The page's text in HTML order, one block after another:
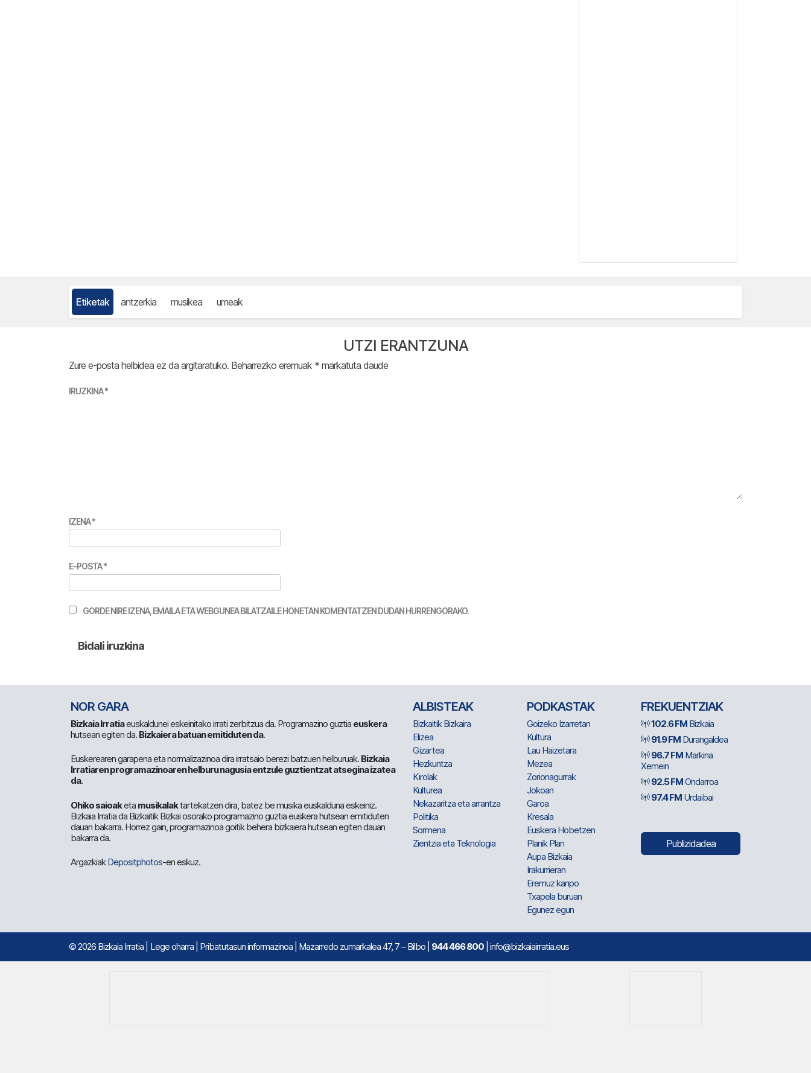
Etiketak antzerkia musikea umeak
UTZI ERANTZUNA
Zure e-posta helbidea ez da argitaratuko. Beharrezko eremuak * markatuta daude
IRUZKINA*
IZENA*
E-POSTA*
GORDE NIRE IZENA, EMAILA ETA WEBGUNEA BILATZAILE HONETAN KOMENTATZEN DUDAN HURRENGORAKO.
NOR GARA
Bizkaia Irratiaeuskaldunei eskeinitako irrati zerbitzua da. Programazino guztia euskera
hutsean egiten da. Bizkaiera batuan emitiduten da.
Euskerearen garapena eta normalizazinoa dira irratsaio berezi batzuen helburuak. Bizkaia
Irratiaren programazinoaren helburu nagusia entzule guztientzat atsegina izatea
da.
Ohiko saioaketa musikalaktartekatzen dira, batez be musika euskalduna eskeiniz.
Bizkaia Irratia da Bizkaitik Bizkai osorako programazino guztia euskera hutsean emitiduten
dauan bakarra. Horrez gain, programazinoa goitik behera bizkaiera hutsean egiten dauan
bakarra da.
ArgazkiakDepositphotos-en eskuz.
ALBISTEAK
Bizkaitik Bizkaira
Elizea
Gizartea
Hezkuntza
Kirolak
Kulturea
Nekazaritza eta arrantza
Politika
Sormena
Zientzia eta Teknologia
PODKASTAK
Goizeko Izarretan
Kultura
Lau Haizetara
Mezea
Zorionagurrak
Jokoan
Garoa
Kresala
Euskera Hobetzen
Planik Plan
Aupa Bizkaia
Irakurrieran
Eremuz kanpo
Txapela buruan
Egunez egun
FREKUENTZIAK
102.6 FM Bizkaia
91.9 FM Durangaldea
96.7 FM Markina
Xemein
92.5 FMOndarroa
97.4 FM Urdaibai
Publizidadea
© 2026 Bizkaia Irratia Lege oharra Pribatutasun informazinoa | Mazarredo zumarkalea 47, 7 – Bilbo | 944 466 800 | info@bizkaiairratia.eus